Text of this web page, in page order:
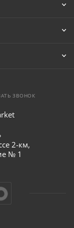
ЗВОНОК
2-км,
№ 1